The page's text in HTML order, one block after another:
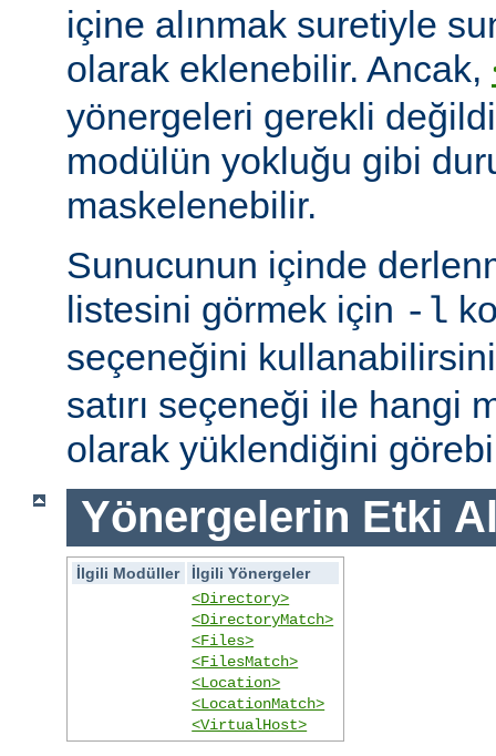
içine alınmak suretiyle
olarak eklenebilir. Ancak,
yönergeleri gerekli
modülün yokluğu gibi
maskelenebilir.
Sunucunun içinde
listesini görmek için -l
seçeneğini
satırı seçeneği ile hangi
olarak yüklendiğini
Yönergelerin Etki
İlgili Modüller
İlgili Yönergeler
<Directory>
<DirectoryMatch>
<Files>
<FilesMatch>
<Location>
<LocationMatch>
<VirtualHost>